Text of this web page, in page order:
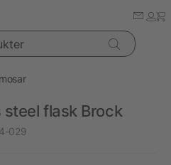
flask Brock
029